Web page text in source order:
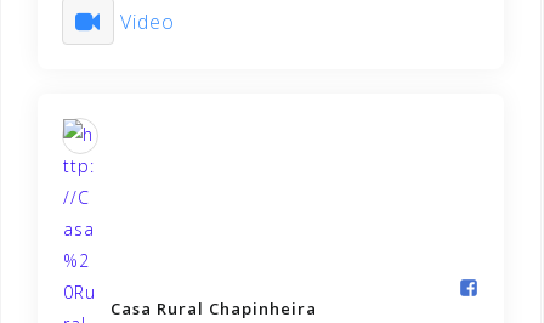
Video
Casa Rural Chapinheira️